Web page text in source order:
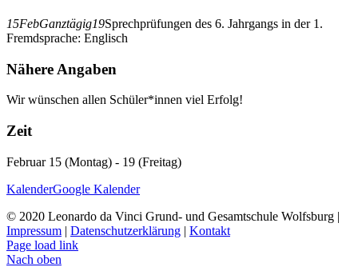
15FebGanztägig19Sprechprüfungen des 6. Jahrgangs in der 1.
Fremdsprache: Englisch
Nähere Angaben
Wir wünschen allen Schüler*innen viel Erfolg!
Zeit
Februar 15 (Montag) - 19 (Freitag)
KalenderGoogle Kalender
© 2020 Leonardo da Vinci Grund- und Gesamtschule Wolfsburg |
Impressum | Datenschutzerklärung | Kontakt
Page load link
Nach oben